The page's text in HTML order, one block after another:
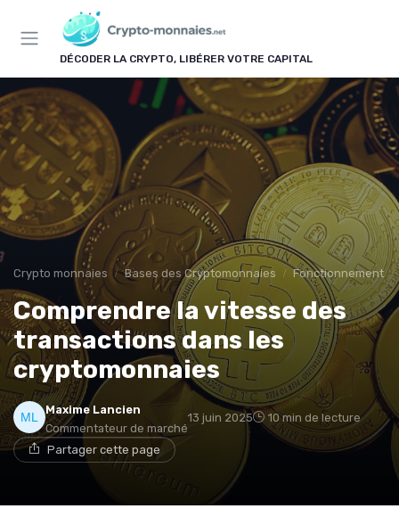
DÉCODER LA CRYPTO, LIBÉRER VOTRE CAPITAL
Crypto monnaies Bases des Cryptomonnaies Fonctionnement
Comprendre la vitesse des
transactions dans les
cryptomonnaies
Maxime Lancien
Commentateur de marché
13 juin 2025 10 min de lecture
Partager cette page
Panneau de gestion des cookies